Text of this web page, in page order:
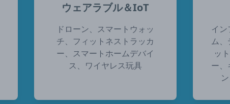
ウェアラブル＆IoT
ドローン、スマートウォッ
チ、フィットネストラッカ
ー、スマートホームデバイ
ス、ワイヤレス玩具
イ
ム、
ッ
ー、